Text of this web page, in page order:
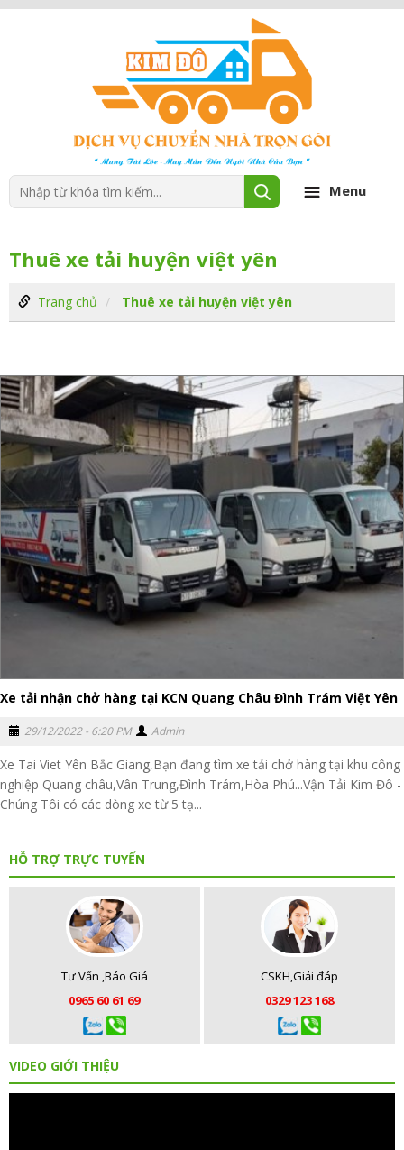
Menu
Thuê xe tải huyện việt yên
Trang chủ Thuê xe tải huyện việt yên
Xe tải nhận chở hàng tại KCN Quang Châu Đình Trám Việt Yên
29/12/2022 - 6:20 PM Admin
Xe Tai Viet Yên Bắc Giang,Bạn đang tìm xe tải chở hàng tại khu công
nghiệp Quang châu,Vân Trung,Đình Trám,Hòa Phú...Vận Tải Kim Đô -
Chúng Tôi có các dòng xe từ 5 tạ...
HỖ TRỢ TRỰC TUYẾN
Tư Vấn ,Báo Giá
0965 60 61 69
CSKH,Giải đáp
0329 123 168
VIDEO GIỚI THIỆU